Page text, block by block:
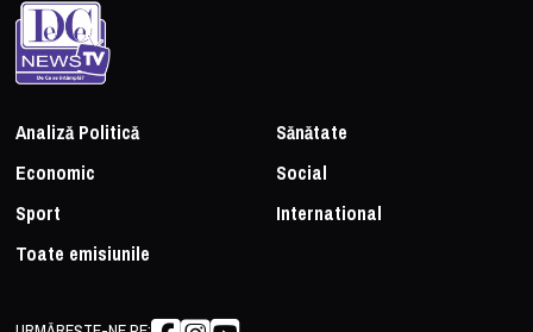
Analiză Politică
Sănătate
Economic
Social
Sport
International
Toate emisiunile